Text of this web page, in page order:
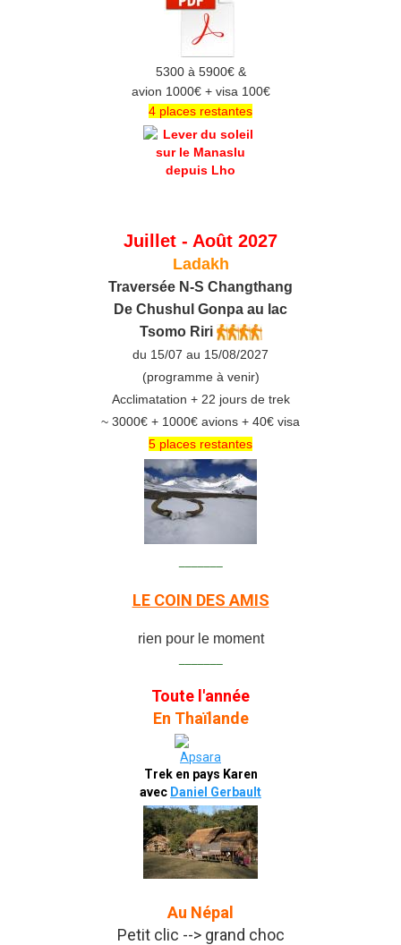
5300 à 5900€ &
avion 1000€ + visa 100€
4 places restantes
Juillet - Août 2027
Ladakh
Traversée N-S Changthang
De C hushul Gonpa au lac
Tsomo Riri
du 15/07 au 15/08/2027
(programme à venir)
Acclimatation + 22 jours de trek
~ 3000€ + 1000€ avions + 40€ visa
5 places restantes
LE COIN DES AMIS
rien pour le moment
Toute l'année
En Thaïlande
Trek en pays Karen
avec Daniel Gerbault
Au Népal
Petit clic --> grand choc